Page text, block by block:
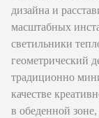
дизайна и
масштабных
светильники
геометрический
традиционно
качестве
в обеденной